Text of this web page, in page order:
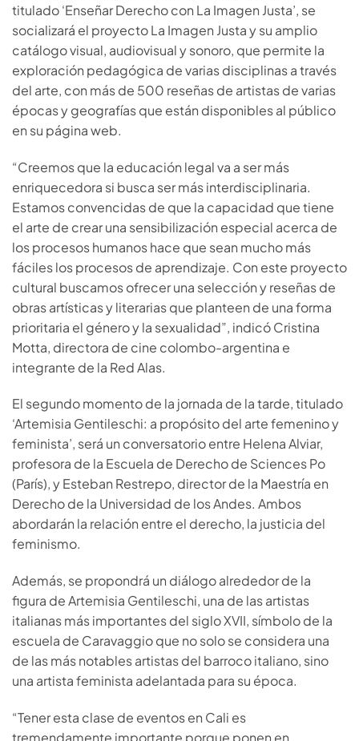
titulado ‘Enseñar Derecho con La Imagen Justa’, se
socializará el proyecto La Imagen Justa y su amplio
catálogo visual, audiovisual y sonoro, que permite la
exploración pedagógica de varias disciplinas a través
del arte, con más de 500 reseñas de artistas de varias
épocas y geografías que están disponibles al público
en su página web.
“Creemos que la educación legal va a ser más
enriquecedora si busca ser más interdisciplinaria.
Estamos convencidas de que la capacidad que tiene
el arte de crear una sensibilización especial acerca de
los procesos humanos hace que sean mucho más
fáciles los procesos de aprendizaje. Con este proyecto
cultural buscamos ofrecer una selección y reseñas de
obras artísticas y literarias que planteen de una forma
prioritaria el género y la sexualidad”, indicó Cristina
Motta, directora de cine colombo-argentina e
integrante de la Red Alas.
El segundo momento de la jornada de la tarde, titulado
‘Artemisia Gentileschi: a propósito del arte femenino y
feminista’, será un conversatorio entre Helena Alviar,
profesora de la Escuela de Derecho de Sciences Po
(París), y Esteban Restrepo, director de la Maestría en
Derecho de la Universidad de los Andes. Ambos
abordarán la relación entre el derecho, la justicia del
feminismo.
Además, se propondrá un diálogo alrededor de la
figura de Artemisia Gentileschi, una de las artistas
italianas más importantes del siglo XVII, símbolo de la
escuela de Caravaggio que no solo se considera una
de las más notables artistas del barroco italiano, sino
una artista feminista adelantada para su época.
“Tener esta clase de eventos en Cali es
tremendamente importante porque ponen en